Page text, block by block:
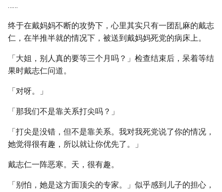
……
终于在戴妈妈不断的攻势下，心里其实只有一团乱麻的戴志
仁，在半推半就的情况下，被送到戴妈妈死党的病床上。
「大姐，别人真的要等三个月吗？」检查结束后，呆着等结
果时戴志仁问道。
「对呀。」
「那我们不是靠关系打尖吗？」
「打尖是没错，但不是靠关系。我对我死党说了你的情况，
她觉得很有趣，所以就让你优先了。」
戴志仁一阵恶寒。天，很有趣。
「别怕，她是这方面顶尖的专家。」似乎感到儿子的担心，